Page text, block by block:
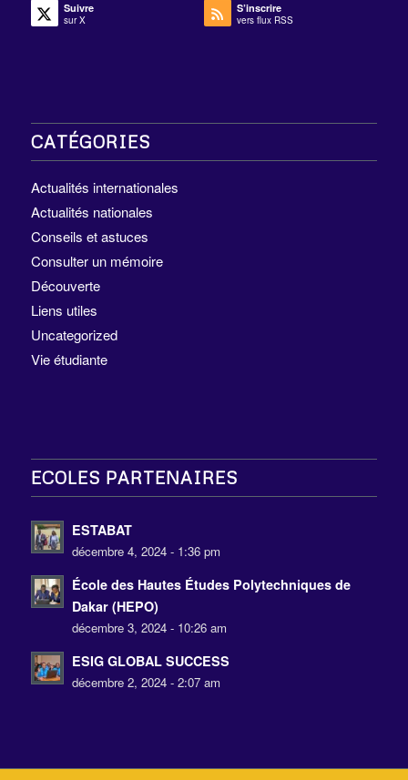
Suivre
sur X
S’inscrire
vers flux RSS
CATÉGORIES
Actualités internationales
Actualités nationales
Conseils et astuces
Consulter un mémoire
Découverte
Liens utiles
Uncategorized
Vie étudiante
ECOLES PARTENAIRES
ESTABAT
décembre 4, 2024 - 1:36 pm
École des Hautes Études Polytechniques de
Dakar (HEPO)
décembre 3, 2024 - 10:26 am
ESIG GLOBAL SUCCESS
décembre 2, 2024 - 2:07 am